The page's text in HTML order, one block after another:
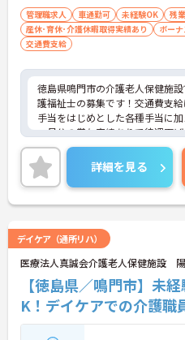
管理職求人 車通勤可 未経験OK
残
産休･育休･介護休暇取得実績あり
ボー
交通費支給
徳島県鳴門市の介護老人保健施
護福祉士の募集です！交通費支
手当をはじめとした各種手当に
ヵ月分の賞与実績ありで待遇面
頑張りがしっかり評価されます
付きでマイカー通勤が可能なのも
♪ご興味のある方は面接ポイン
で、お気軽にご連絡ください！
詳細を見る
デイケア（通所リハ）
医療法人真誠会介護老人保健施設
【徳島県／鳴門市】未
K！デイケアでの介護職